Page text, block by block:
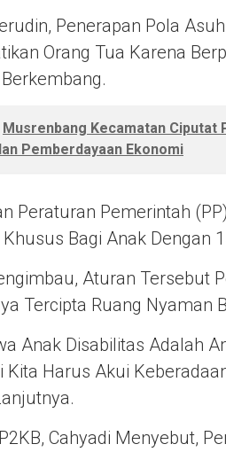
Penerapan Pola
Orang Tua Karena
Musrenbang Kecamatan
Pemberdayaan Ekonomi
Peraturan Pemerintah
Bagi Anak Dengan
Aturan Tersebut
Tercipta Ruang Nyaman
Anak Disabilitas Adalah
Kita Harus Akui
Cahyadi Menyebut,